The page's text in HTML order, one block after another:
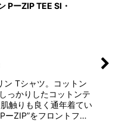
PーZIP TEE SI・
Tシャツ。コットン
っかりしたコットンテ
触りも良く通年着てい
ーZIP”をフロントフ…